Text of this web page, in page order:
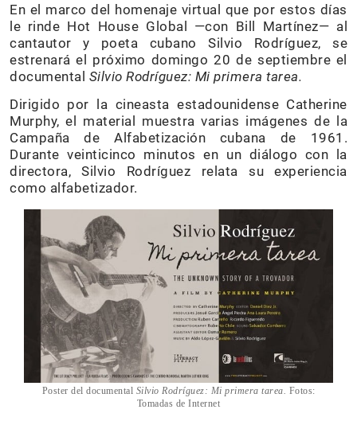
En el marco del homenaje virtual que por estos días
le rinde Hot House Global —con Bill Martínez— al
cantautor y poeta cubano Silvio Rodríguez, se
estrenará el próximo domingo 20 de septiembre el
documental Silvio Rodríguez: Mi primera tarea.
Dirigido por la cineasta estadounidense Catherine
Murphy, el material muestra varias imágenes de la
Campaña de Alfabetización cubana de 1961.
Durante veinticinco minutos en un diálogo con la
directora, Silvio Rodríguez relata su experiencia
como alfabetizador.
Poster del documental Silvio Rodríguez: Mi primera tarea. Fotos:
Tomadas de Internet